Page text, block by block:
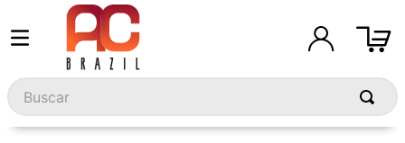
Buscar